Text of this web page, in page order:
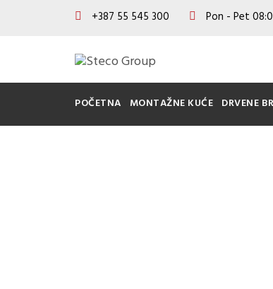
+387 55 545 300 Pon - Pet
POČETNA MONTAŽNE KUĆE DRVENE